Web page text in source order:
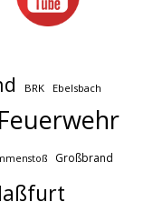
BRK Ebelsbach
Feuerwehr
Großbrand